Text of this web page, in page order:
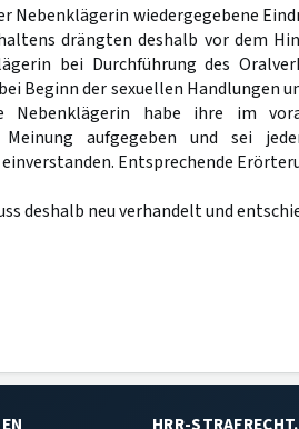
Nebenklägerin wiedergegebene
drängten deshalb vor dem
bei Durchführung des
Beginn der sexuellen Handlungen
Nebenklägerin habe ihre im
Meinung aufgegeben und sei
Entsprechende
deshalb neu verhandelt und